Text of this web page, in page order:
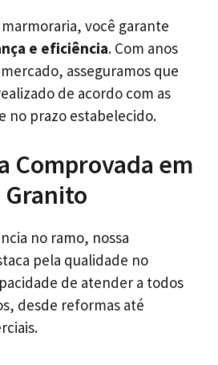
você garante
e eficiência. Com anos
asseguramos que
de acordo com as
no prazo estabelecido.
Comprovada em
Granito
no ramo, nossa
pela qualidade no
de atender a todos
desde reformas até